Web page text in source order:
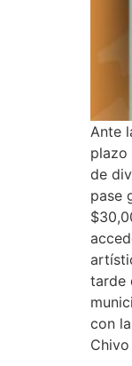
Ante
plazo
de
pase
tarde
con